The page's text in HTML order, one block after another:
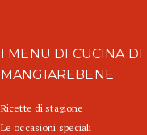
I MENU DI CUCINA DI
MANGIAREBENE
Ricette di stagione
Le occasioni speciali